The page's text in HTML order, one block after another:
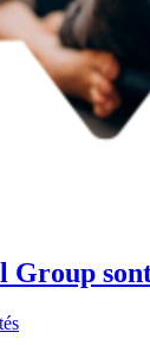
Group